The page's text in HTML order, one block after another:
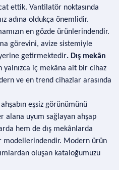
ettik. Vantilatör noktasında
adına oldukça önemlidir.
en gözde ürünlerindendir.
görevini, avize sistemiyle
getirmektedir. Dış mekân
iç mekâna ait bir cihaz
ve en trend cihazlar arasında
eşsiz görünümünü
alana uyum sağlayan ahşap
hem de dış mekânlarda
Modern ürün
oluşan kataloğumuzu